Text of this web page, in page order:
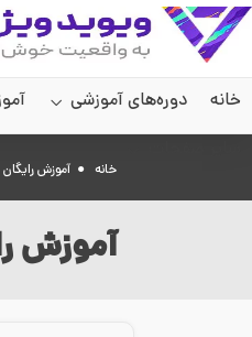
خانه دوره‌های آموزشی
خانه ● آموزش رایگان
آموزش